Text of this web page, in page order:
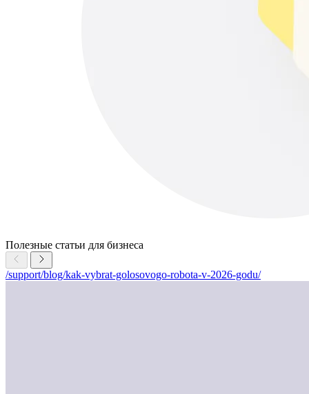
Полезные статьи для бизнеса
/support/blog/kak-vybrat-golosovogo-robota-v-2026-godu/